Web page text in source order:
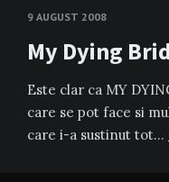
9 AUGUST 2008
My Dying
Este clar ca MY
care se pot face si
care i-a sustinut tot…